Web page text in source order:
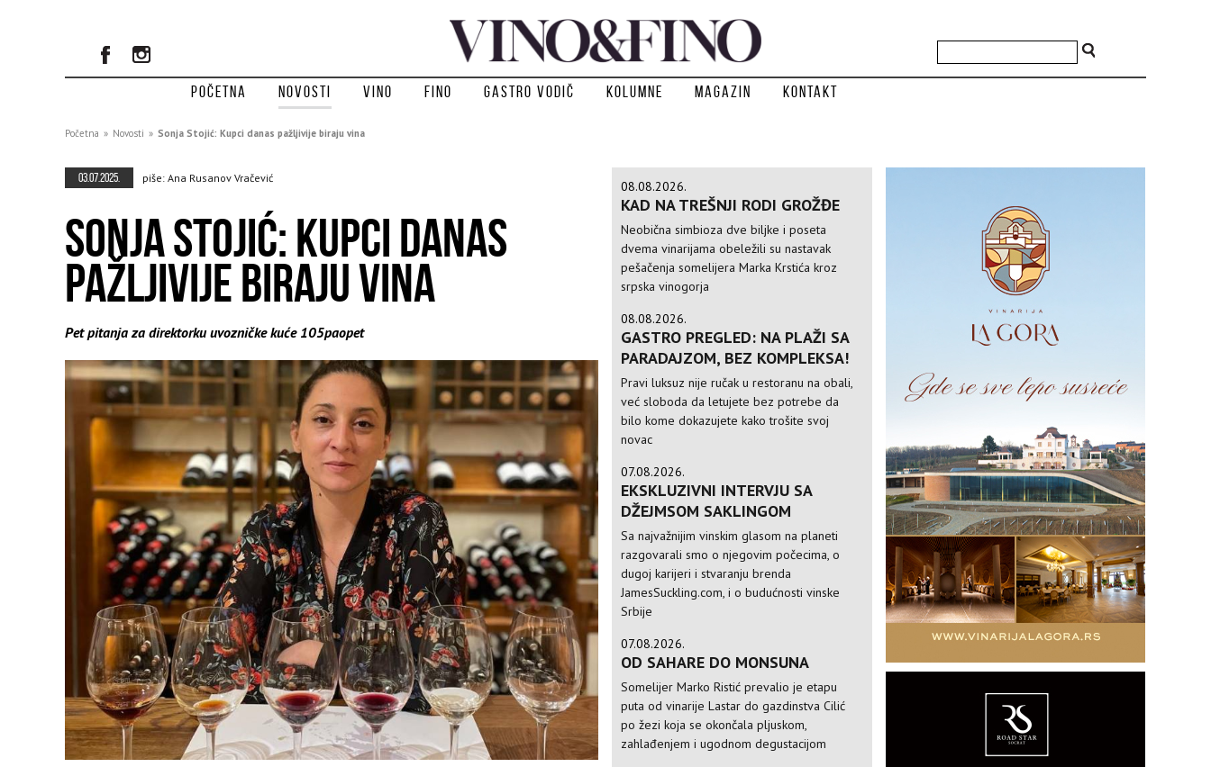
Početna Novosti Vino Fino Gastro vodič Kolumne Magazin Kontakt
Početna » Novosti » Sonja Stojić: Kupci danas pažljivije biraju vina
03.07.2025. piše: Ana Rusanov Vračević
SONJA STOJIĆ: KUPCI DANAS
PAŽLJIVIJE BIRAJU VINA
Pet pitanja za direktorku uvozničke kuće 105paopet
08.08.2026.
KAD NA TREŠNJI RODI GROŽĐE
Neobična simbioza dve biljke i poseta
dvema vinarijama obeležili su nastavak
pešačenja somelijera Marka Krstića kroz
srpska vinogorja
08.08.2026.
GASTRO PREGLED: NA PLAŽI SA
PARADAJZOM, BEZ KOMPLEKSA!
Pravi luksuz nije ručak u restoranu na obali,
već sloboda da letujete bez potrebe da
bilo kome dokazujete kako trošite svoj
novac
07.08.2026.
EKSKLUZIVNI INTERVJU SA
DŽEJMSOM SAKLINGOM
Sa najvažnijim vinskim glasom na planeti
razgovarali smo o njegovim počecima, o
dugoj karijeri i stvaranju brenda
JamesSuckling.com, i o budućnosti vinske
Srbije
07.08.2026.
OD SAHARE DO MONSUNA
Somelijer Marko Ristić prevalio je etapu
puta od vinarije Lastar do gazdinstva Cilić
po žezi koja se okončala pljuskom,
zahlađenjem i ugodnom degustacijom